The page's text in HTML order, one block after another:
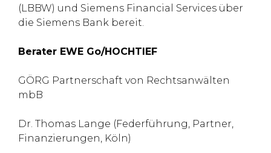
(LBBW) und Siemens Financial Services über
die Siemens Bank bereit.
Berater EWE Go/HOCHTIEF
GÖRG Partnerschaft von Rechtsanwälten
mbB
Dr. Thomas Lange (Federführung, Partner,
Finanzierungen, Köln)